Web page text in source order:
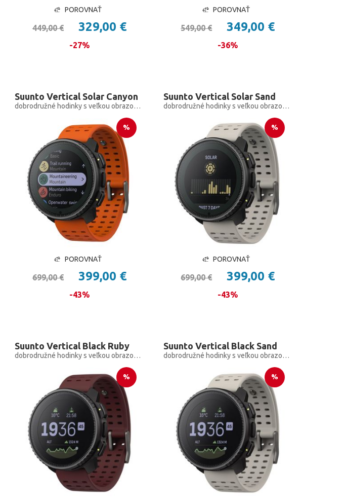
POROVNAŤ
449,00 € 329,00 €
-27%
POROVNAŤ
549,00 € 349,00 €
-36%
Suunto Vertical Solar Canyon
dobrodružné hodinky s veľkou obrazovkou pre outdoorové expedície so solárnym nabíjaním
%
POROVNAŤ
699,00 € 399,00 €
-43%
Suunto Vertical Solar Sand
dobrodružné hodinky s veľkou obrazovkou pre outdoorové expedície so solárnym nabíjaním
%
POROVNAŤ
699,00 € 399,00 €
-43%
Suunto Vertical Black Ruby
dobrodružné hodinky s veľkou obrazovkou pre outdoorové expedície a tréningy
%
Suunto Vertical Black Sand
dobrodružné hodinky s veľkou obrazovkou pre outdoorové expedície a tréningy
%